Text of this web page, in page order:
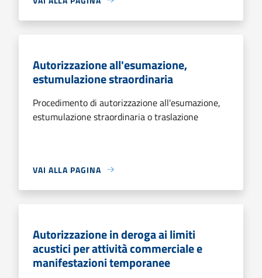
Autorizzazione all'esumazione,
estumulazione straordinaria
Procedimento di autorizzazione all'esumazione,
estumulazione straordinaria o traslazione
VAI ALLA PAGINA
Autorizzazione in deroga ai limiti
acustici per attività commerciale e
manifestazioni temporanee